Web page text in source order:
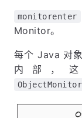
monitorenter
Monitor。
每个 Java 对
内部，
ObjectMonitor